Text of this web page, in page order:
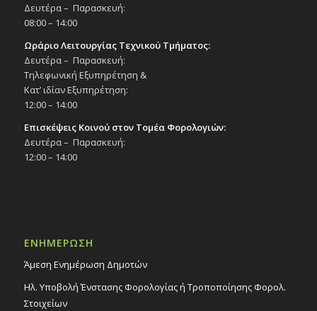
Δευτέρα – Παρασκευή:
08:00 – 14:00
Ωράριο Λειτουργίας Τεχνικού Τμήματος:
Δευτέρα – Παρασκευή:
Τηλεφωνική Εξυπηρέτηση &
Κατ’ ιδίαν Εξυπηρέτηση:
12:00 – 14:00
Επισκέψεις Κοινού στον Τομέα Φορολογιών:
Δευτέρα – Παρασκευή:
12:00 – 14:00
ΕΝΗΜΕΡΩΣΗ
Άμεση Ενημέρωση Δημοτών
Ηλ. Υποβολή Ένστασης Φορολογίας ή Τροποποίησης Φορολ.
Στοιχείων